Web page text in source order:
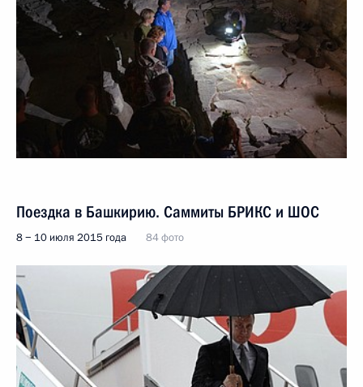
Поездка в Башкирию. Саммиты БРИКС и ШОС
8 − 10 июля 2015 года 84 фото